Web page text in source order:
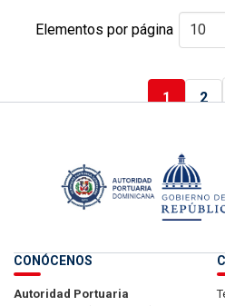
Elementos por página
1 2
CONÓCENOS
Autoridad Portuaria